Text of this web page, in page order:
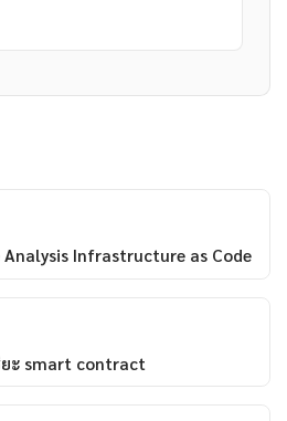
Analysis Infrastructure as Code
ะ smart contract